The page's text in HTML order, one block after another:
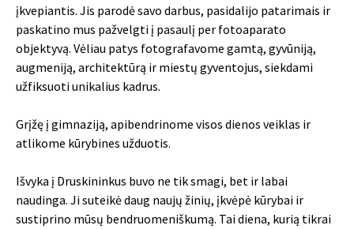
įkvepiantis. Jis parodė savo darbus, pasidalijo patarimais ir
paskatino mus pažvelgti į pasaulį per fotoaparato
objektyvą. Vėliau patys fotografavome gamtą, gyvūniją,
augmeniją, architektūrą ir miestų gyventojus, siekdami
užfiksuoti unikalius kadrus.
Grįžę į gimnaziją, apibendrinome visos dienos veiklas ir
atlikome kūrybines užduotis.
Išvyka į Druskininkus buvo ne tik smagi, bet ir labai
naudinga. Ji suteikė daug naujų žinių, įkvėpė kūrybai ir
sustiprino mūsų bendruomeniškumą. Tai diena, kurią tikrai